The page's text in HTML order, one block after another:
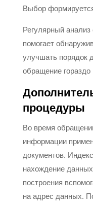
Выбор
Регулярный
помогает
улучшать порядок
обращение
процедуры
Во время
информации
документов.
нахождение
построения
на адрес данных.